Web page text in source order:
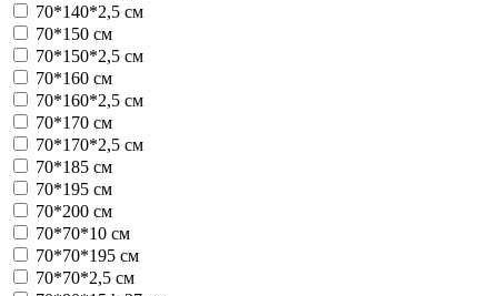
70*140*2,5 см
70*150 см
70*150*2,5 см
70*160 см
70*160*2,5 см
70*170 см
70*170*2,5 см
70*185 см
70*195 см
70*200 см
70*70*10 см
70*70*195 см
70*70*2,5 см